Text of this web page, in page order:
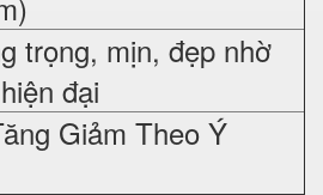
trọng, mịn, đẹp nhờ
đại
Giảm Theo Ý